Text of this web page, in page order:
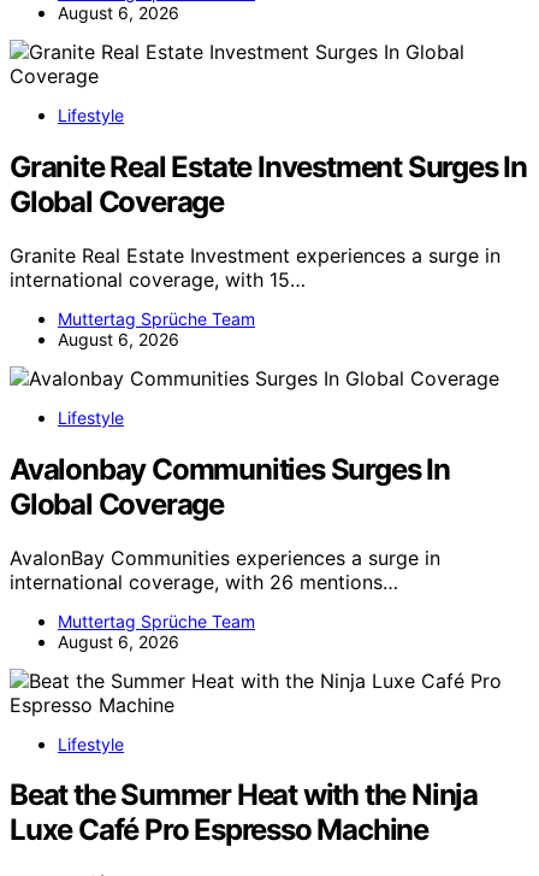
August 6, 2026
Lifestyle
Granite Real Estate Investment Surges In
Global Coverage
Granite Real Estate Investment experiences a surge in
international coverage, with 15…
Muttertag Sprüche Team
August 6, 2026
Lifestyle
Avalonbay Communities Surges In
Global Coverage
AvalonBay Communities experiences a surge in
international coverage, with 26 mentions…
Muttertag Sprüche Team
August 6, 2026
Lifestyle
Beat the Summer Heat with the Ninja
Luxe Café Pro Espresso Machine